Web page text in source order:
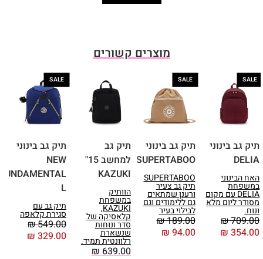
מוצרים קשורים
SALE
תיק גב בינוני
DELIA
האח הבינוני
במשפחת
DELIA עם מקום
מסודר ליום מלא
ונוח.
₪709.00
₪ 354.00
SALE
תיק גב בינוני
SUPERTABOO
SUPERTABOO
תיק גב צעיר
ורענן שמתאים
גם ללימודים וגם
לבילוי בעיר
₪189.00
₪ 94.00
תיק גב
למחשב 15"
KAZUKI
הוותיק
במשפחת
KAZUKI,
קלאסיקה של
סדר ונוחות
שנשארת
רלוונטית תמיד.
₪639.00
SALE
תיק גב בינוני
NEW
FUNDAMENTAL
L
תיק גב עם
סגירת קלאפה
₪549.00
₪ 329.00